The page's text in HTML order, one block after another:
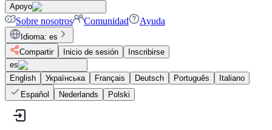
Apoyo
Sobre nosotros Comunidad Ayuda
Idioma: es
Compartir
Inicio de sesión
Inscribirse
es
English
Українська Français Deutsch Português
Italiano
Español
Nederlands Polski